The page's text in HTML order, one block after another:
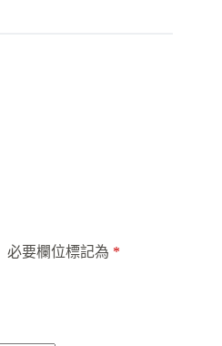
必要欄位標記為 *